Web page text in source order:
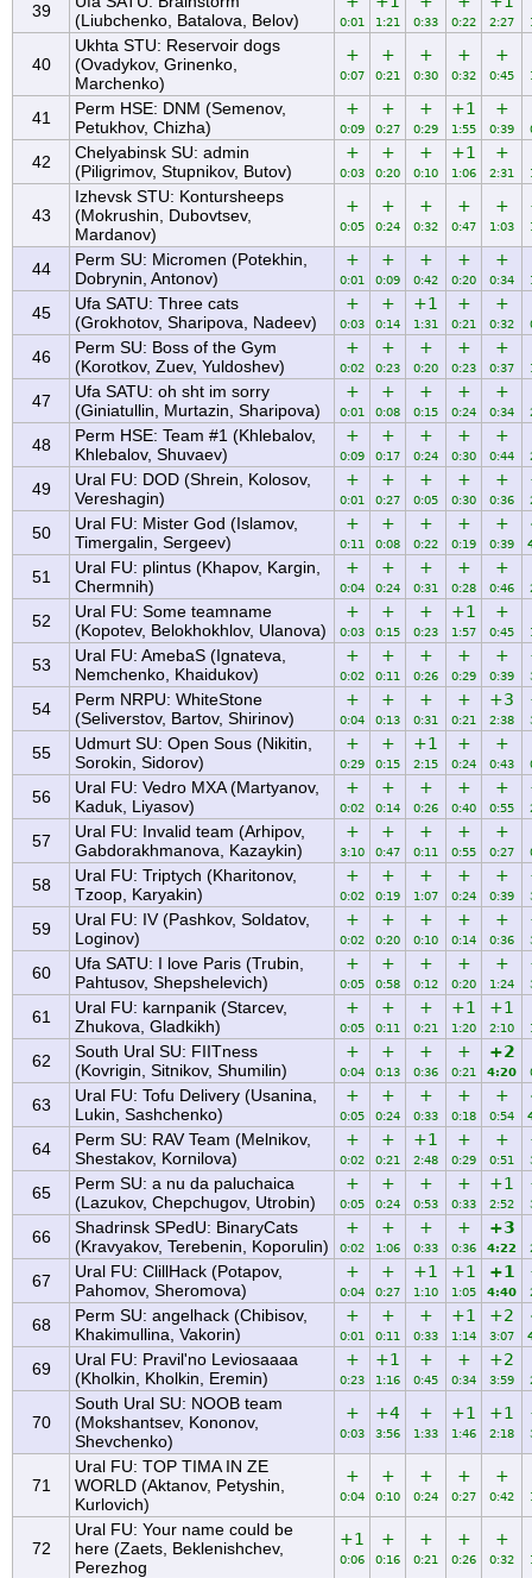
39
(Liubchenko, Batalova, Belov)
0:01 1:21 0:33 0:22 2:27
40
Ukhta STU: Reservoir dogs
(Ovadykov, Grinenko,
Marchenko)
+
0:07
+
0:21
+
0:30
+
0:32
+
0:45
41
Perm HSE: DNM (Semenov,
Petukhov, Chizha)
+
0:09
+
0:27
+
0:29
+1
1:55
+
0:39
42
Chelyabinsk SU: admin
(Piligrimov, Stupnikov, Butov)
+
0:03
+
0:20
+
0:10
+1
1:06
+
2:31
43
Izhevsk STU: Kontursheeps
(Mokrushin, Dubovtsev,
Mardanov)
+
0:05
+
0:24
+
0:32
+
0:47
+
1:03
44
Perm SU: Micromen (Potekhin,
Dobrynin, Antonov)
+
0:01
+
0:09
+
0:42
+
0:20
+
0:34
45
Ufa SATU: Three cats
(Grokhotov, Sharipova, Nadeev)
+
0:03
+
0:14
+1
1:31
+
0:21
+
0:32
46
Perm SU: Boss of the Gym
(Korotkov, Zuev, Yuldoshev)
+
0:02
+
0:23
+
0:20
+
0:23
+
0:37
47
Ufa SATU: oh sht im sorry
(Giniatullin, Murtazin, Sharipova)
+
0:01
+
0:08
+
0:15
+
0:24
+
0:34
48
Perm HSE: Team #1 (Khlebalov,
Khlebalov, Shuvaev)
+
0:09
+
0:17
+
0:24
+
0:30
+
0:44
49
Ural FU: DOD (Shrein, Kolosov,
Vereshagin)
+
0:01
+
0:27
+
0:05
+
0:30
+
0:36
50
Ural FU: Mister God (Islamov,
Timergalin, Sergeev)
+
0:11
+
0:08
+
0:22
+
0:19
+
0:39
51
Ural FU: plintus (Khapov, Kargin,
Chermnih)
+
0:04
+
0:24
+
0:31
+
0:28
+
0:46
52
Ural FU: Some teamname
(Kopotev, Belokhokhlov, Ulanova)
+
0:03
+
0:15
+
0:23
+1
1:57
+
0:45
53
Ural FU: AmebaS (Ignateva,
Nemchenko, Khaidukov)
+
0:02
+
0:11
+
0:26
+
0:29
+
0:39
54
Perm NRPU: WhiteStone
(Seliverstov, Bartov, Shirinov)
+
0:04
+
0:13
+
0:31
+
0:21
+3
2:38
55
Udmurt SU: Open Sous (Nikitin,
Sorokin, Sidorov)
+
0:29
+
0:15
+1
2:15
+
0:24
+
0:43
56
Ural FU: Vedro MXA (Martyanov,
Kaduk, Liyasov)
+
0:02
+
0:14
+
0:26
+
0:40
+
0:55
57
Ural FU: Invalid team (Arhipov,
Gabdorakhmanova, Kazaykin)
+
3:10
+
0:47
+
0:11
+
0:55
+
0:27
58
Ural FU: Triptych (Kharitonov,
Tzoop, Karyakin)
+
0:02
+
0:19
+
1:07
+
0:24
+
0:39
59
Ural FU: IV (Pashkov, Soldatov,
Loginov)
+
0:02
+
0:20
+
0:10
+
0:14
+
0:36
60
Ufa SATU: I love Paris (Trubin,
Pahtusov, Shepshelevich)
+
0:05
+
0:58
+
0:12
+
0:20
+
1:24
61
Ural FU: karnpanik (Starcev,
Zhukova, Gladkikh)
+
0:05
+
0:11
+
0:21
+1
1:20
+1
2:10
62
South Ural SU: FIITness
(Kovrigin, Sitnikov, Shumilin)
+
0:04
+
0:13
+
0:36
+
0:21
+2
4:20
63
Ural FU: Tofu Delivery (Usanina,
Lukin, Sashchenko)
+
0:05
+
0:24
+
0:33
+
0:18
+
0:54
64
Perm SU: RAV Team (Melnikov,
Shestakov, Kornilova)
+
0:02
+
0:21
+1
2:48
+
0:29
+
0:51
65
Perm SU: a nu da paluchaica
(Lazukov, Chepchugov, Utrobin)
+
0:05
+
0:24
+
0:53
+
0:33
+1
2:52
66
Shadrinsk SPedU: BinaryCats
(Kravyakov, Terebenin, Koporulin)
+
0:02
+
1:06
+
0:33
+
0:36
+3
4:22
67
Ural FU: ClillHack (Potapov,
Pahomov, Sheromova)
+
0:04
+
0:27
+1
1:10
+1
1:05
+1
4:40
68
Perm SU: angelhack (Chibisov,
Khakimullina, Vakorin)
+
0:01
+
0:11
+
0:33
+1
1:14
+2
3:07
69
Ural FU: Pravil'no Leviosaaaa
(Kholkin, Kholkin, Eremin)
+
0:23
+1
1:16
+
0:45
+
0:34
+2
3:59
70
South Ural SU: NOOB team
(Mokshantsev, Kononov,
Shevchenko)
+
0:03
+4
3:56
+
1:33
+1
1:46
+1
2:18
71
Ural FU: TOP TIMA IN ZE
WORLD (Aktanov, Petyshin,
Kurlovich)
+
0:04
+
0:10
+
0:24
+
0:27
+
0:42
72
Ural FU: Your name could be
here (Zaets, Beklenishchev,
Perezhog
+1
0:06
+
0:16
+
0:21
+
0:26
+
0:32